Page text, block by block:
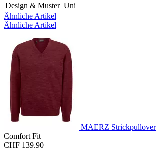
Design & Muster Uni
Ähnliche Artikel
Ähnliche Artikel
MAERZ Strickpullover
Comfort Fit
CHF 139.90